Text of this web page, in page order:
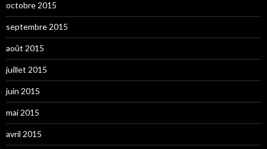
octobre 2015
septembre 2015
août 2015
juillet 2015
juin 2015
mai 2015
avril 2015